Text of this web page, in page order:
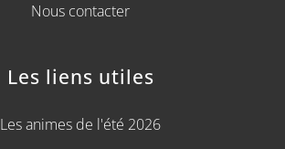
Nous contacter
Les liens utiles
Les animes de l'été 2026